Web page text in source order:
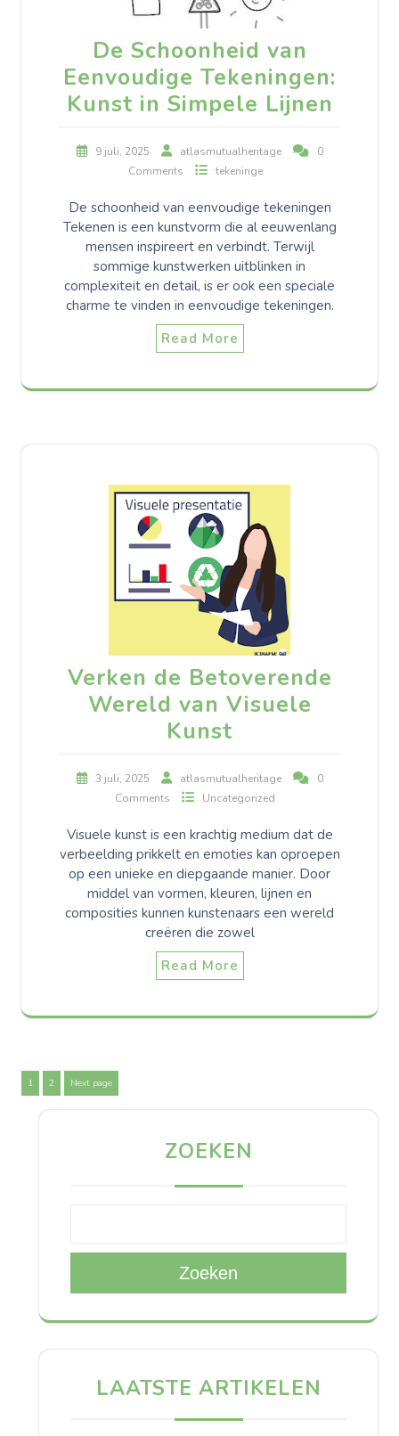
De Schoonheid van
Eenvoudige Tekeningen:
Kunst in Simpele Lijnen
9 juli, 2025 atlasmutualheritage
0
Comments
tekeninge
De schoonheid van eenvoudige tekeningen
Tekenen is een kunstvorm die al eeuwenlang
mensen inspireert en verbindt. Terwijl
sommige kunstwerken uitblinken in
complexiteit en detail, is er ook een speciale
charme te vinden in eenvoudige tekeningen.
Read More
Verken de Betoverende
Wereld van Visuele
Kunst
3 juli, 2025 atlasmutualheritage
0
Comments
Uncategorized
Visuele kunst is een krachtig medium dat de
verbeelding prikkelt en emoties kan oproepen
op een unieke en diepgaande manier. Door
middel van vormen, kleuren, lijnen en
composities kunnen kunstenaars een wereld
creëren die zowel
Read More
Berichten
paginering
Page
1 Page
2 Next page
ZOEKEN
Zoeken
LAATSTE ARTIKELEN